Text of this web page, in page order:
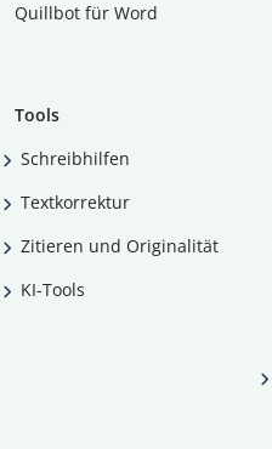
Quillbot für Word
Tools
Schreibhilfen
Textkorrektur
Zitieren und Originalität
KI-Tools